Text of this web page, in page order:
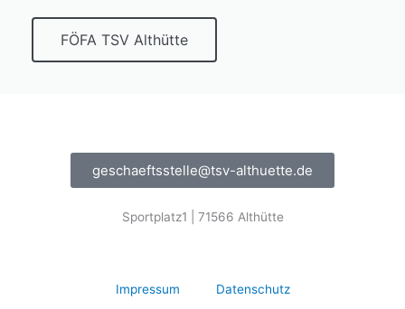
FÖFA TSV Althütte
geschaeftsstelle@tsv-althuette.de
Sportplatz1 | 71566 Althütte
Impressum Datenschutz